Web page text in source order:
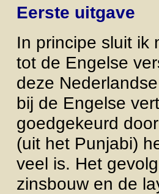
Eerste uitgave
In principe sluit ik
tot de Engelse
deze
bij de Engelse
goedgekeurd
(uit het Punjabi)
veel is. Het
zinsbouw en de